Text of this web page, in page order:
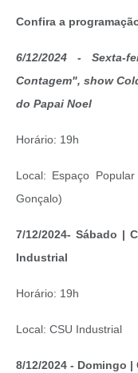
Confira a
6/12/2024 -
Contagem", show
do Papai Noel
Horário: 19h
Local: Espaço
Gonçalo)
7/12/2024- Sábado |
Industrial
Horário: 19h
Local: CSU Industrial
8/12/2024 - Domingo